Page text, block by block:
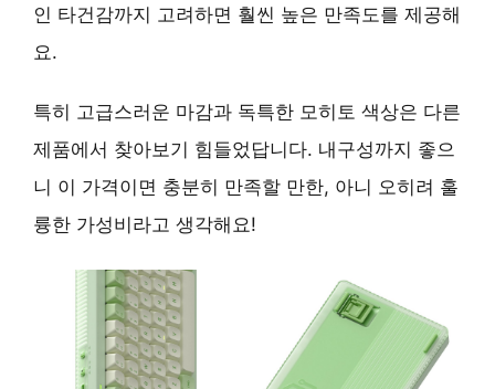
인 타건감까지 고려하면 훨씬 높은 만족도를 제공해
요.
특히 고급스러운 마감과 독특한 모히토 색상은 다른
제품에서 찾아보기 힘들었답니다. 내구성까지 좋으
니 이 가격이면 충분히 만족할 만한, 아니 오히려 훌
륭한 가성비라고 생각해요!